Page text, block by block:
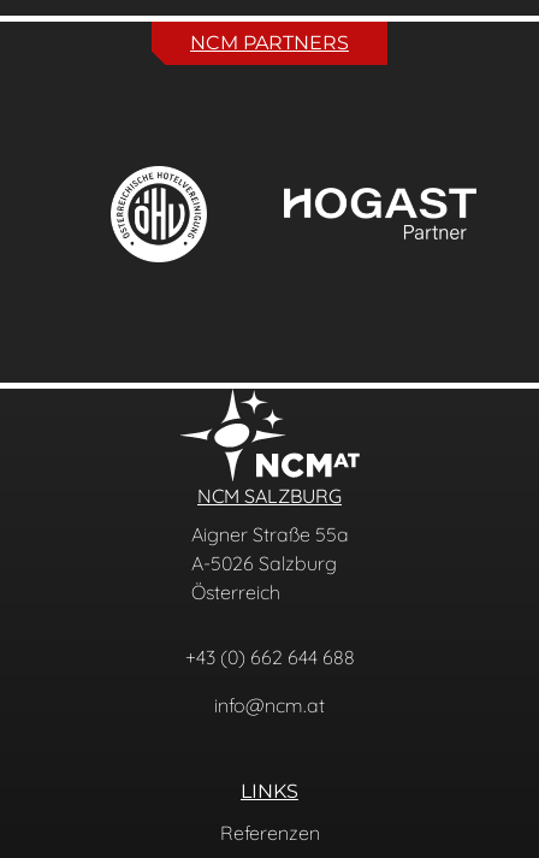
NCM PARTNERS
NCM SALZBURG
Aigner Straße 55a
A-5026 Salzburg
Österreich
+43 (0) 662 644 688
info@ncm.at
LINKS
Referenzen